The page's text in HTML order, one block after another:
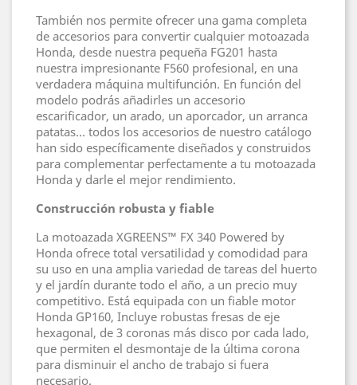
También nos permite ofrecer una gama completa
de accesorios para convertir cualquier motoazada
Honda, desde nuestra pequeña FG201 hasta
nuestra impresionante F560 profesional, en una
verdadera máquina multifunción. En función del
modelo podrás añadirles un accesorio
escarificador, un arado, un aporcador, un arranca
patatas… todos los accesorios de nuestro catálogo
han sido específicamente diseñados y construidos
para complementar perfectamente a tu motoazada
Honda y darle el mejor rendimiento.
Construcción robusta y fiable
La motoazada XGREENS™ FX 340 Powered by
Honda ofrece total versatilidad y comodidad para
su uso en una amplia variedad de tareas del huerto
y el jardín durante todo el año, a un precio muy
competitivo. Está equipada con un fiable motor
Honda GP160, Incluye robustas fresas de eje
hexagonal, de 3 coronas más disco por cada lado,
que permiten el desmontaje de la última corona
para disminuir el ancho de trabajo si fuera
necesario.